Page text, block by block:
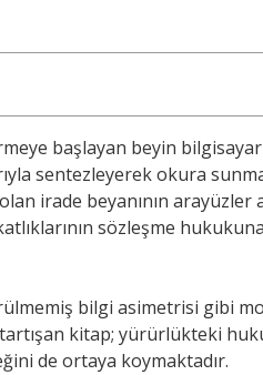
başlayan beyin
sentezleyerek okura
irade beyanının arayüzler
sözleşme
bilgi asimetrisi gibi
kitap; yürürlükteki
de ortaya koymaktadır.